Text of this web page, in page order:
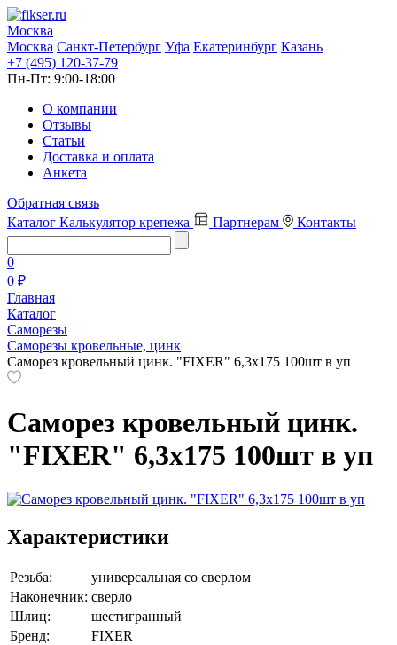
Москва
Москва Санкт-Петербург Уфа Екатеринбург Казань
+7 (495) 120-37-79
Пн-Пт: 9:00-18:00
О компании
Отзывы
Статьи
Доставка и оплата
Анкета
Обратная связь
Каталог Калькулятор крепежа Партнерам Контакты
0
0 ₽
Главная
Каталог
Саморезы
Саморезы кровельные, цинк
Саморез кровельный цинк. "FIXER" 6,3х175 100шт в уп
Саморез кровельный цинк.
"FIXER" 6,3х175 100шт в уп
Характеристики
Резьба:
универсальная со сверлом
Наконечник: сверло
Шлиц:
шестигранный
Бренд:
FIXER